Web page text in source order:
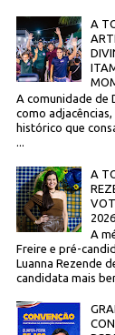
A
A comunidade de
como
histórico que
...
A
2026
A
Freire e pré-
Luanna Rezende
candidata mais